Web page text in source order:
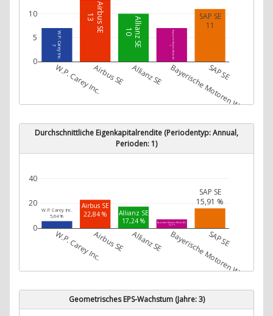
W.P. Carey Inc.
7
Airbus SE
13 Allianz SE
10 Bayerische Motoren Werke AG
SAP SE
11
W.P. Carey Inc.Airbus SE Allianz SE Bayerische Motoren Werke AG
SAP SE
0
5
10
Durchschnittliche Eigenkapitalrendite (Periodentyp: Annual,
Perioden: 1)
W.P. Carey Inc.
5,64 %
Airbus SE
22,84 % Allianz SE
17,24 %
Bayerische Motoren Werke AG
7,07 %
SAP SE
15,91 %
W.P. Carey Inc.Airbus SE Allianz SE Bayerische Motoren Werke AG
SAP SE
0
20
40
Geometrisches EPS-Wachstum (Jahre: 3)